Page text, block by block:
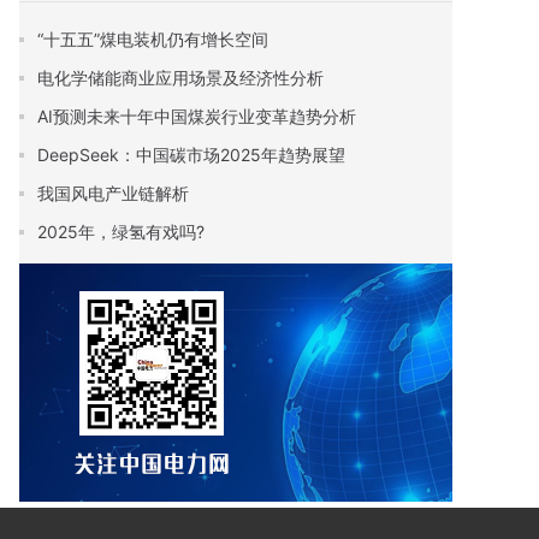
“十五五”煤电装机仍有增长空间
电化学储能商业应用场景及经济性分析
AI预测未来十年中国煤炭行业变革趋势分析
DeepSeek：中国碳市场2025年趋势展望
我国风电产业链解析
2025年，绿氢有戏吗?